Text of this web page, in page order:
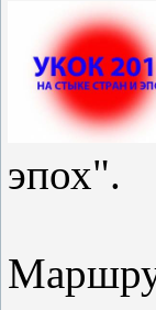
эпох".